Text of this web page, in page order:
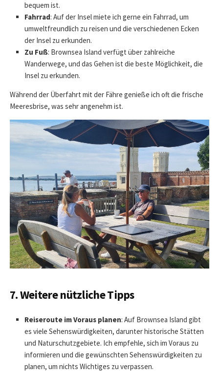
bequem ist.
Fahrrad: Auf der Insel miete ich gerne ein Fahrrad, um
umweltfreundlich zu reisen und die verschiedenen Ecken
der Insel zu erkunden.
Zu Fuß: Brownsea Island verfügt über zahlreiche
Wanderwege, und das Gehen ist die beste Möglichkeit, die
Insel zu erkunden.
Während der Überfahrt mit der Fähre genieße ich oft die frische
Meeresbrise, was sehr angenehm ist.
7. Weitere nützliche Tipps
Reiseroute im Voraus planen: Auf Brownsea Island gibt
es viele Sehenswürdigkeiten, darunter historische Stätten
und Naturschutzgebiete. Ich empfehle, sich im Voraus zu
informieren und die gewünschten Sehenswürdigkeiten zu
planen, um nichts Wichtiges zu verpassen.